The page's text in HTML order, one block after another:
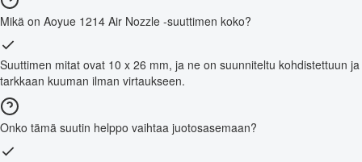
Mikä on Aoyue 1214 Air Nozzle -suuttimen koko?
Suuttimen mitat ovat 10 x 26 mm, ja ne on suunniteltu kohdistettuun ja
tarkkaan kuuman ilman virtaukseen.
Onko tämä suutin helppo vaihtaa juotosasemaan?